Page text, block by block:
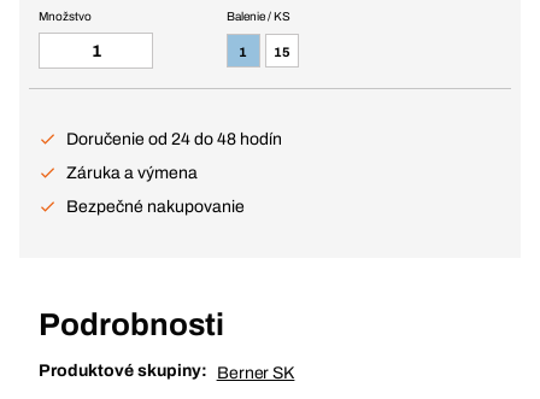
Balenie / KS
1 15
Množstvo
Doručenie od 24 do 48 hodín
Záruka a výmena
Bezpečné nakupovanie
Podrobnosti
Produktové skupiny: Berner SK